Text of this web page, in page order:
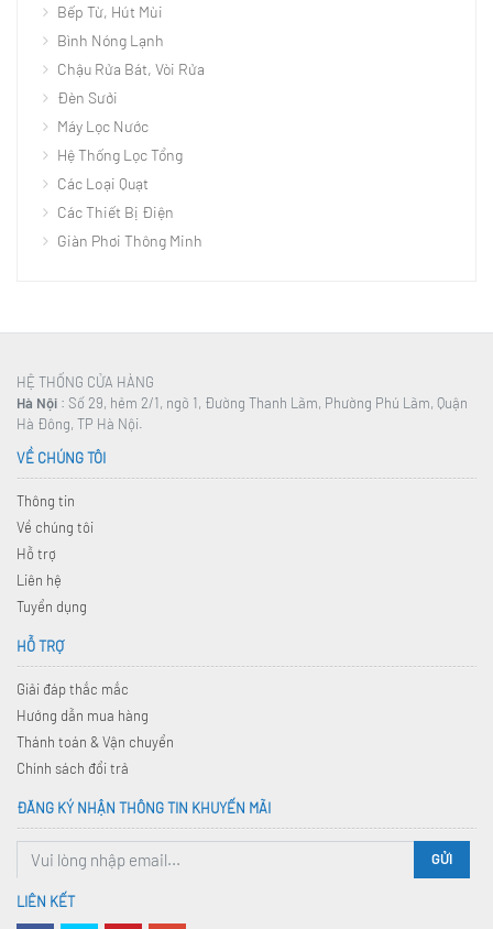
Bếp Từ, Hút Mùi
Bình Nóng Lạnh
Chậu Rửa Bát, Vòi Rửa
Đèn Sưởi
Máy Lọc Nước
Hệ Thống Lọc Tổng
Các Loại Quạt
Các Thiết Bị Điện
Giàn Phơi Thông Minh
HỆ THỐNG CỬA HÀNG
Hà Nội : Số 29, hẻm 2/1, ngõ 1, Đường Thanh Lãm, Phường Phú Lãm, Quận
Hà Đông, TP Hà Nội.
VỀ CHÚNG TÔI
Thông tin
Về chúng tôi
Hỗ trợ
Liên hệ
Tuyển dụng
HỖ TRỢ
Giải đáp thắc mắc
Hướng dẫn mua hàng
Thánh toán & Vận chuyển
Chính sách đổi trả
ĐĂNG KÝ NHẬN THÔNG TIN KHUYẾN MÃI
GỬI
LIÊN KẾT